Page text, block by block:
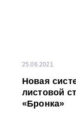
25.06.2021
Новая
листовой
«Бронка»